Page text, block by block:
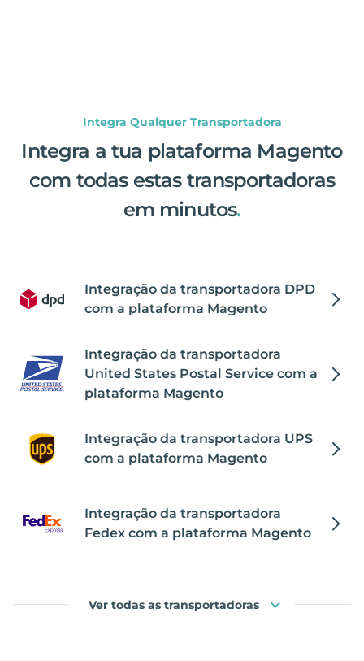
Integra Qualquer Transportadora
Integra a tua plataforma Magento
com todas estas transportadoras
em minutos.
Integração da transportadora DPD
com a plataforma Magento
Integração da transportadora
United States Postal Service com a
plataforma Magento
Integração da transportadora UPS
com a plataforma Magento
Integração da transportadora
Fedex com a plataforma Magento
Ver todas as transportadoras